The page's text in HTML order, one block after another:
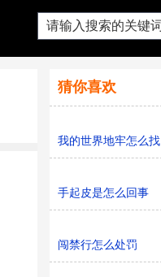
猜你喜欢
我的世界地牢怎么找
手起皮是怎么回事
闯禁行怎么处罚